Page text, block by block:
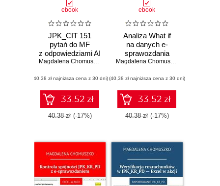
ebook
JPK_CIT 151
pytań do MF
z odpowiedziami AI
zgodnie z oficjalną
Magdalena Chomuszko
(40,38 zł najniższa cena z 30 dni)
33.52 zł
40.38 zł (-17%)
ebook
Analiza What if
na danych e-
sprawozdania
finasowego
Magdalena Chomuszko
(40,38 zł najniższa cena z 30 dni)
33.52 zł
40.38 zł (-17%)